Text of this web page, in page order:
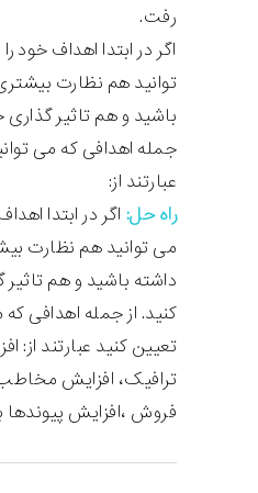
رفت.
اگر در ابتدا اهداف
توانید هم نظارت
باشید و هم تاثیر گذاری
جمله اهدافی که می
عبارتند از:
راه حل: اگر در ابتدا
می توانید هم نظارت
داشته باشید و هم تاثیر
کنید. از جمله اهدافی
تعیین کنید عبارتند از:
ترافیک، افزایش
فروش ،افزایش